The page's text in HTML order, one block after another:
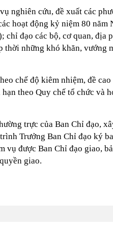
nghiên cứu, đề xuất các
hoạt động kỷ niệm 80
chỉ đạo các bộ, cơ quan, địa
thời những khó khăn, vướng
chế độ kiêm nhiệm, đề
theo Quy chế tổ chức và
trực của Ban Chỉ đạo,
Trưởng Ban Chỉ đạo ký
vụ được Ban Chỉ đạo giao,
giao.